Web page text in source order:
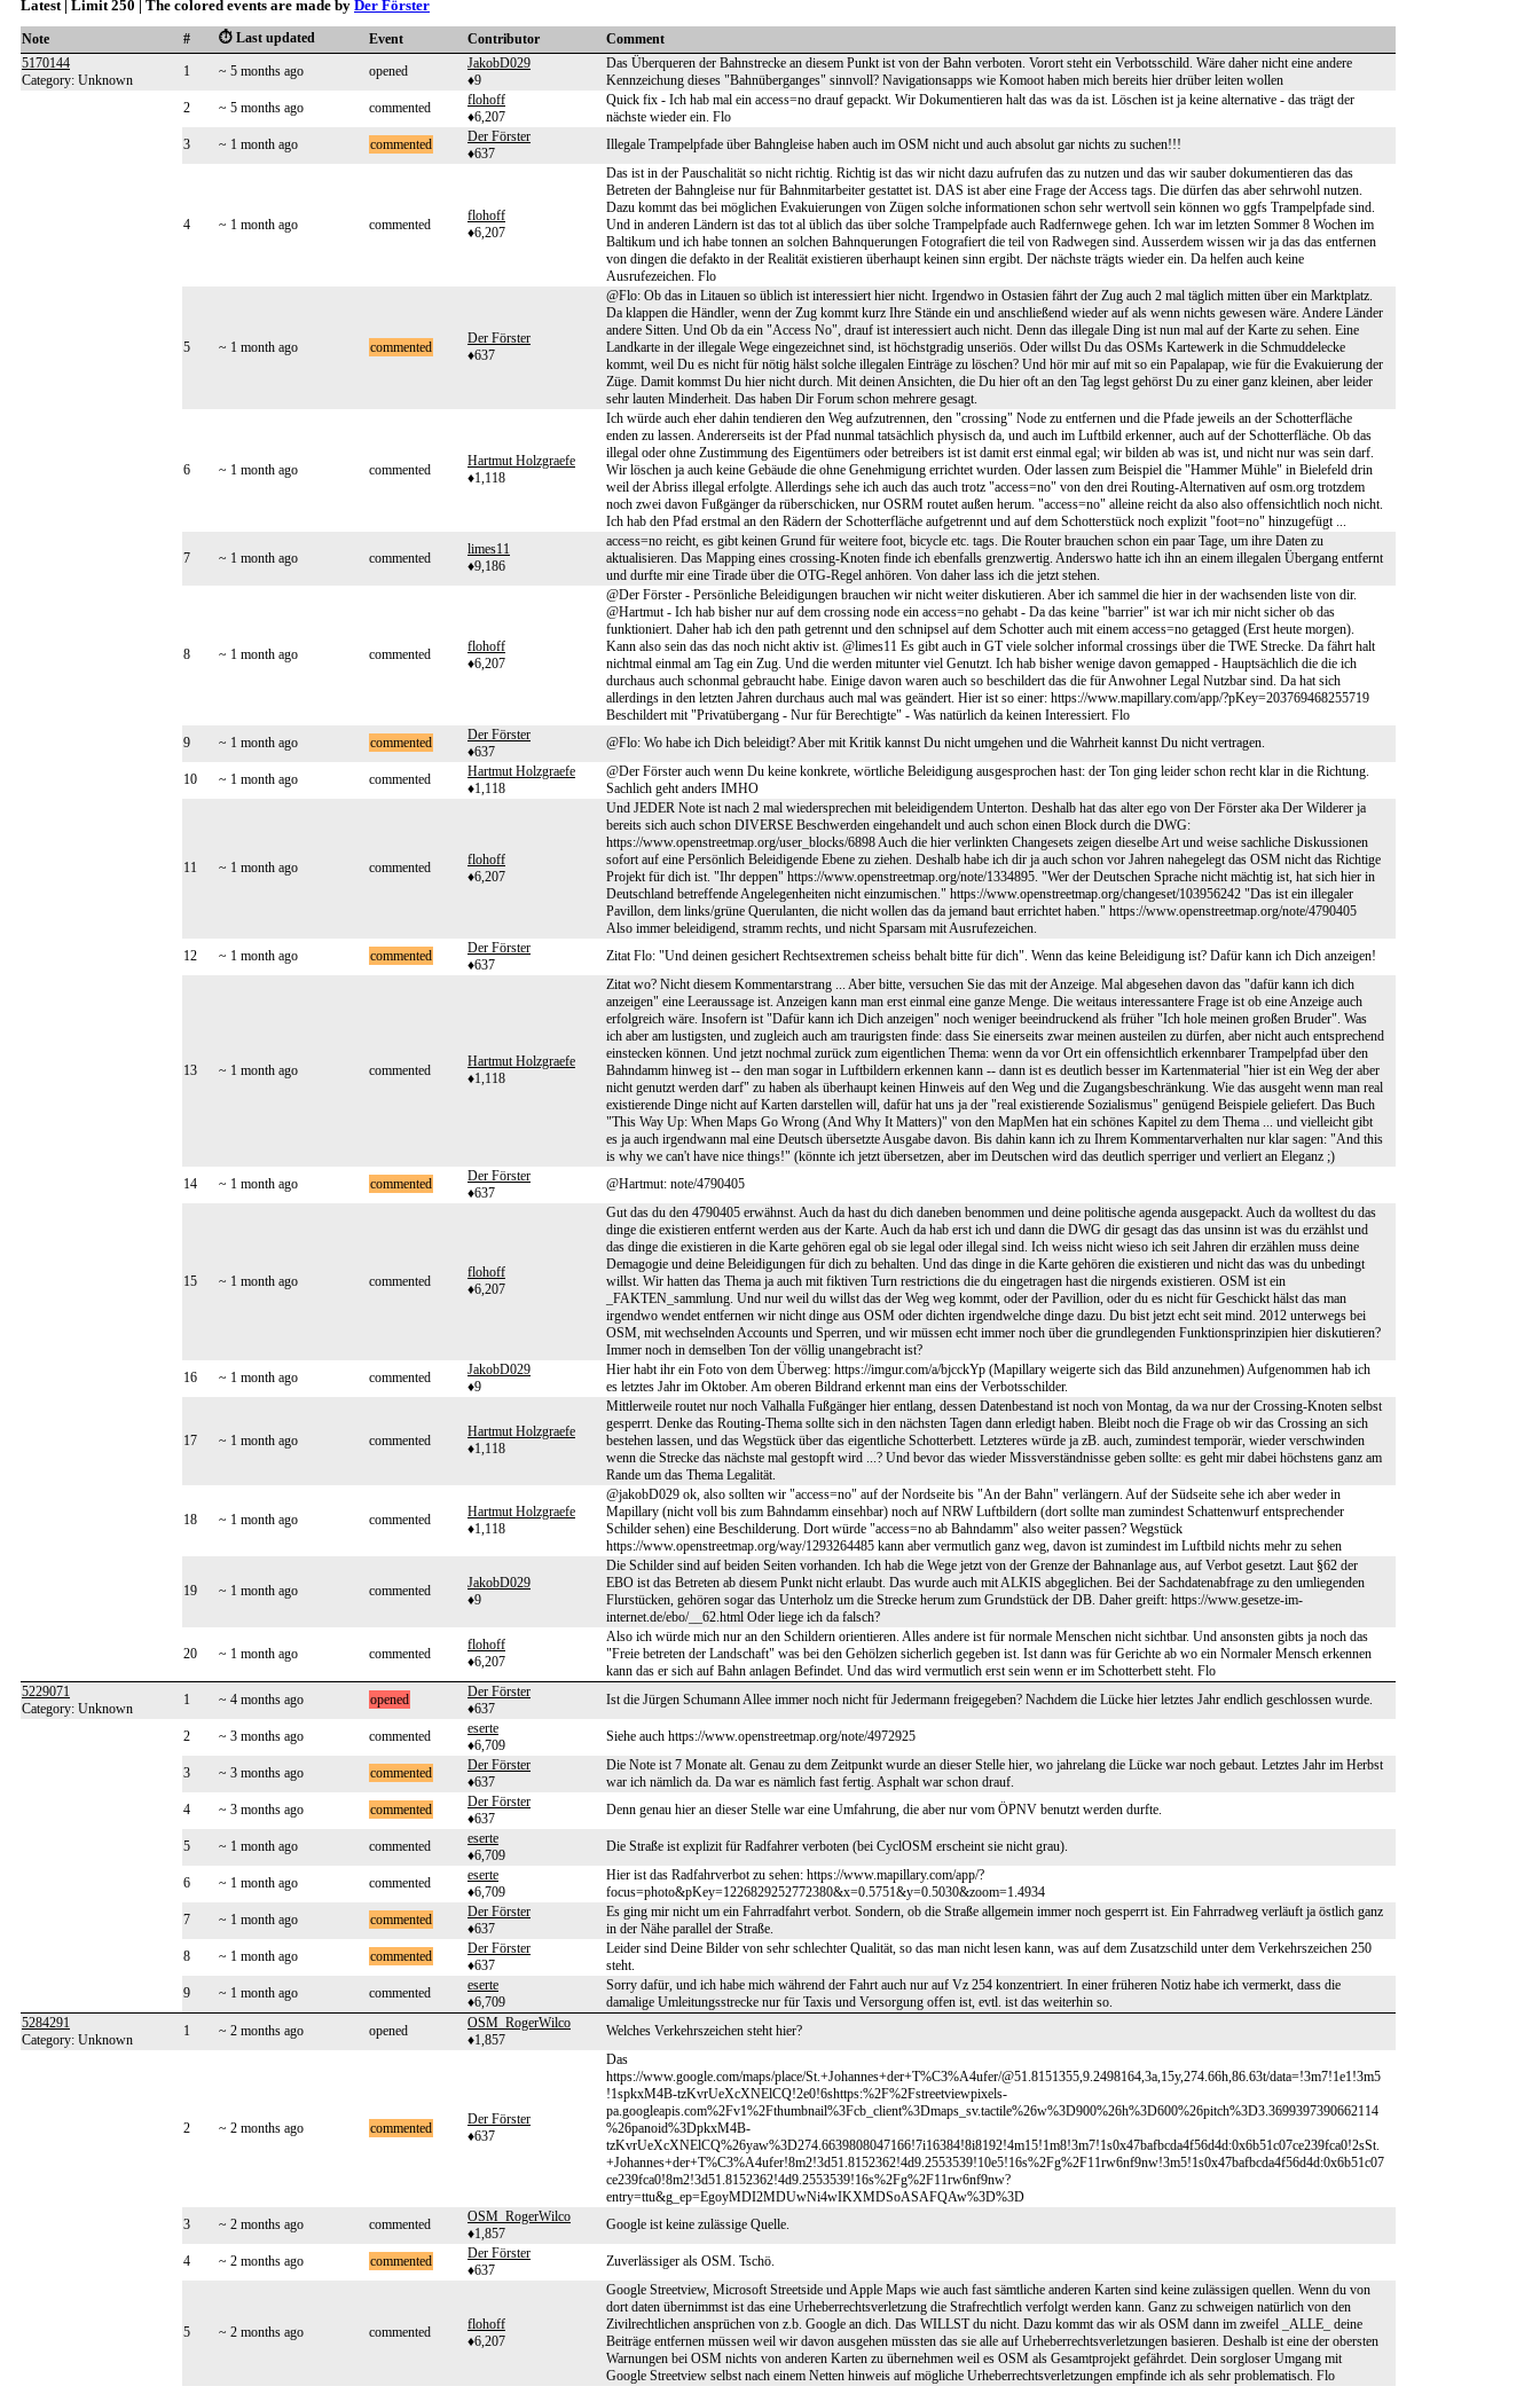
Latest | Limit 250 | The colored events are made by Der Förster
Note # ⏱️ Last updated Event Contributor
Comment
5170144
Category: Unknown
1 ~ 5 months ago opened
JakobD029
♦9
Das Überqueren der Bahnstrecke an diesem Punkt ist von der Bahn verboten. Vorort steht ein Verbotsschild. Wäre daher nicht eine andere
Kennzeichung dieses "Bahnüberganges" sinnvoll? Navigationsapps wie Komoot haben mich bereits hier drüber leiten wollen
2
~ 5 months ago commented
flohoff
♦6,207
Quick fix - Ich hab mal ein access=no drauf gepackt. Wir Dokumentieren halt das was da ist. Löschen ist ja keine alternative - das trägt der
nächste wieder ein. Flo
3
~ 1 month ago commented
Der Förster
♦637
Illegale Trampelpfade über Bahngleise haben auch im OSM nicht und auch absolut gar nichts zu suchen!!!
4 ~ 1 month ago commented
flohoff
♦6,207
Das ist in der Pauschalität so nicht richtig. Richtig ist das wir nicht dazu aufrufen das zu nutzen und das wir sauber dokumentieren das das
Betreten der Bahngleise nur für Bahnmitarbeiter gestattet ist. DAS ist aber eine Frage der Access tags. Die dürfen das aber sehrwohl nutzen.
Dazu kommt das bei möglichen Evakuierungen von Zügen solche informationen schon sehr wertvoll sein können wo ggfs Trampelpfade sind.
Und in anderen Ländern ist das tot al üblich das über solche Trampelpfade auch Radfernwege gehen. Ich war im letzten Sommer 8 Wochen im
Baltikum und ich habe tonnen an solchen Bahnquerungen Fotografiert die teil von Radwegen sind. Ausserdem wissen wir ja das das entfernen
von dingen die defakto in der Realität existieren überhaupt keinen sinn ergibt. Der nächste trägts wieder ein. Da helfen auch keine
Ausrufezeichen. Flo
5 ~ 1 month ago commented
Der Förster
♦637
@Flo: Ob das in Litauen so üblich ist interessiert hier nicht. Irgendwo in Ostasien fährt der Zug auch 2 mal täglich mitten über ein Marktplatz.
Da klappen die Händler, wenn der Zug kommt kurz Ihre Stände ein und anschließend wieder auf als wenn nichts gewesen wäre. Andere Länder
andere Sitten. Und Ob da ein "Access No", drauf ist interessiert auch nicht. Denn das illegale Ding ist nun mal auf der Karte zu sehen. Eine
Landkarte in der illegale Wege eingezeichnet sind, ist höchstgradig unseriös. Oder willst Du das OSMs Kartewerk in die Schmuddelecke
kommt, weil Du es nicht für nötig hälst solche illegalen Einträge zu löschen? Und hör mir auf mit so ein Papalapap, wie für die Evakuierung der
Züge. Damit kommst Du hier nicht durch. Mit deinen Ansichten, die Du hier oft an den Tag legst gehörst Du zu einer ganz kleinen, aber leider
sehr lauten Minderheit. Das haben Dir Forum schon mehrere gesagt.
6 ~ 1 month ago commented
Hartmut Holzgraefe
♦1,118
Ich würde auch eher dahin tendieren den Weg aufzutrennen, den "crossing" Node zu entfernen und die Pfade jeweils an der Schotterfläche
enden zu lassen. Andererseits ist der Pfad nunmal tatsächlich physisch da, und auch im Luftbild erkenner, auch auf der Schotterfläche. Ob das
illegal oder ohne Zustimmung des Eigentümers oder betreibers ist ist damit erst einmal egal; wir bilden ab was ist, und nicht nur was sein darf.
Wir löschen ja auch keine Gebäude die ohne Genehmigung errichtet wurden. Oder lassen zum Beispiel die "Hammer Mühle" in Bielefeld drin
weil der Abriss illegal erfolgte. Allerdings sehe ich auch das auch trotz "access=no" von den drei Routing-Alternativen auf osm.org trotzdem
noch zwei davon Fußgänger da rüberschicken, nur OSRM routet außen herum. "access=no" alleine reicht da also also offensichtlich noch nicht.
Ich hab den Pfad erstmal an den Rädern der Schotterfläche aufgetrennt und auf dem Schotterstück noch explizit "foot=no" hinzugefügt ...
7 ~ 1 month ago commented
limes11
♦9,186
access=no reicht, es gibt keinen Grund für weitere foot, bicycle etc. tags. Die Router brauchen schon ein paar Tage, um ihre Daten zu
aktualisieren. Das Mapping eines crossing-Knoten finde ich ebenfalls grenzwertig. Anderswo hatte ich ihn an einem illegalen Übergang entfernt
und durfte mir eine Tirade über die OTG-Regel anhören. Von daher lass ich die jetzt stehen.
8 ~ 1 month ago commented
flohoff
♦6,207
@Der Förster - Persönliche Beleidigungen brauchen wir nicht weiter diskutieren. Aber ich sammel die hier in der wachsenden liste von dir.
@Hartmut - Ich hab bisher nur auf dem crossing node ein access=no gehabt - Da das keine "barrier" ist war ich mir nicht sicher ob das
funktioniert. Daher hab ich den path getrennt und den schnipsel auf dem Schotter auch mit einem access=no getagged (Erst heute morgen).
Kann also sein das das noch nicht aktiv ist. @limes11 Es gibt auch in GT viele solcher informal crossings über die TWE Strecke. Da fährt halt
nichtmal einmal am Tag ein Zug. Und die werden mitunter viel Genutzt. Ich hab bisher wenige davon gemapped - Hauptsächlich die die ich
durchaus auch schonmal gebraucht habe. Einige davon waren auch so beschildert das die für Anwohner Legal Nutzbar sind. Da hat sich
allerdings in den letzten Jahren durchaus auch mal was geändert. Hier ist so einer: https://www.mapillary.com/app/?pKey=203769468255719
Beschildert mit "Privatübergang - Nur für Berechtigte" - Was natürlich da keinen Interessiert. Flo
9
~ 1 month ago commented
Der Förster
♦637
@Flo: Wo habe ich Dich beleidigt? Aber mit Kritik kannst Du nicht umgehen und die Wahrheit kannst Du nicht vertragen.
10 ~ 1 month ago commented
Hartmut Holzgraefe
♦1,118
@Der Förster auch wenn Du keine konkrete, wörtliche Beleidigung ausgesprochen hast: der Ton ging leider schon recht klar in die Richtung.
Sachlich geht anders IMHO
11 ~ 1 month ago commented
flohoff
♦6,207
Und JEDER Note ist nach 2 mal wiedersprechen mit beleidigendem Unterton. Deshalb hat das alter ego von Der Förster aka Der Wilderer ja
bereits sich auch schon DIVERSE Beschwerden eingehandelt und auch schon einen Block durch die DWG:
https://www.openstreetmap.org/user_blocks/6898 Auch die hier verlinkten Changesets zeigen dieselbe Art und weise sachliche Diskussionen
sofort auf eine Persönlich Beleidigende Ebene zu ziehen. Deshalb habe ich dir ja auch schon vor Jahren nahegelegt das OSM nicht das Richtige
Projekt für dich ist. "Ihr deppen" https://www.openstreetmap.org/note/1334895. "Wer der Deutschen Sprache nicht mächtig ist, hat sich hier in
Deutschland betreffende Angelegenheiten nicht einzumischen." https://www.openstreetmap.org/changeset/103956242 "Das ist ein illegaler
Pavillon, dem links/grüne Querulanten, die nicht wollen das da jemand baut errichtet haben." https://www.openstreetmap.org/note/4790405
Also immer beleidigend, stramm rechts, und nicht Sparsam mit Ausrufezeichen.
12
~ 1 month ago commented
Der Förster
♦637
Zitat Flo: "Und deinen gesichert Rechtsextremen scheiss behalt bitte für dich". Wenn das keine Beleidigung ist? Dafür kann ich Dich anzeigen!
13 ~ 1 month ago commented
Hartmut Holzgraefe
♦1,118
Zitat wo? Nicht diesem Kommentarstrang ... Aber bitte, versuchen Sie das mit der Anzeige. Mal abgesehen davon das "dafür kann ich dich
anzeigen" eine Leeraussage ist. Anzeigen kann man erst einmal eine ganze Menge. Die weitaus interessantere Frage ist ob eine Anzeige auch
erfolgreich wäre. Insofern ist "Dafür kann ich Dich anzeigen" noch weniger beeindruckend als früher "Ich hole meinen großen Bruder". Was
ich aber am lustigsten, und zugleich auch am traurigsten finde: dass Sie einerseits zwar meinen austeilen zu dürfen, aber nicht auch entsprechend
einstecken können. Und jetzt nochmal zurück zum eigentlichen Thema: wenn da vor Ort ein offensichtlich erkennbarer Trampelpfad über den
Bahndamm hinweg ist -- den man sogar in Luftbildern erkennen kann -- dann ist es deutlich besser im Kartenmaterial "hier ist ein Weg der aber
nicht genutzt werden darf" zu haben als überhaupt keinen Hinweis auf den Weg und die Zugangsbeschränkung. Wie das ausgeht wenn man real
existierende Dinge nicht auf Karten darstellen will, dafür hat uns ja der "real existierende Sozialismus" genügend Beispiele geliefert. Das Buch
"This Way Up: When Maps Go Wrong (And Why It Matters)" von den MapMen hat ein schönes Kapitel zu dem Thema ... und vielleicht gibt
es ja auch irgendwann mal eine Deutsch übersetzte Ausgabe davon. Bis dahin kann ich zu Ihrem Kommentarverhalten nur klar sagen: "And this
is why we can't have nice things!" (könnte ich jetzt übersetzen, aber im Deutschen wird das deutlich sperriger und verliert an Eleganz ;)
14
~ 1 month ago commented
Der Förster
♦637
@Hartmut: note/4790405
15 ~ 1 month ago commented
flohoff
♦6,207
Gut das du den 4790405 erwähnst. Auch da hast du dich daneben benommen und deine politische agenda ausgepackt. Auch da wolltest du das
dinge die existieren entfernt werden aus der Karte. Auch da hab erst ich und dann die DWG dir gesagt das das unsinn ist was du erzählst und
das dinge die existieren in die Karte gehören egal ob sie legal oder illegal sind. Ich weiss nicht wieso ich seit Jahren dir erzählen muss deine
Demagogie und deine Beleidigungen für dich zu behalten. Und das dinge in die Karte gehören die existieren und nicht das was du unbedingt
willst. Wir hatten das Thema ja auch mit fiktiven Turn restrictions die du eingetragen hast die nirgends existieren. OSM ist ein
_FAKTEN_sammlung. Und nur weil du willst das der Weg weg kommt, oder der Pavillion, oder du es nicht für Geschickt hälst das man
irgendwo wendet entfernen wir nicht dinge aus OSM oder dichten irgendwelche dinge dazu. Du bist jetzt echt seit mind. 2012 unterwegs bei
OSM, mit wechselnden Accounts und Sperren, und wir müssen echt immer noch über die grundlegenden Funktionsprinzipien hier diskutieren?
Immer noch in demselben Ton der völlig unangebracht ist?
16
~ 1 month ago commented
JakobD029
♦9
Hier habt ihr ein Foto von dem Überweg: https://imgur.com/a/bjcckYp (Mapillary weigerte sich das Bild anzunehmen) Aufgenommen hab ich
es letztes Jahr im Oktober. Am oberen Bildrand erkennt man eins der Verbotsschilder.
17 ~ 1 month ago commented
Hartmut Holzgraefe
♦1,118
Mittlerweile routet nur noch Valhalla Fußgänger hier entlang, dessen Datenbestand ist noch von Montag, da wa nur der Crossing-Knoten selbst
gesperrt. Denke das Routing-Thema sollte sich in den nächsten Tagen dann erledigt haben. Bleibt noch die Frage ob wir das Crossing an sich
bestehen lassen, und das Wegstück über das eigentliche Schotterbett. Letzteres würde ja zB. auch, zumindest temporär, wieder verschwinden
wenn die Strecke das nächste mal gestopft wird ...? Und bevor das wieder Missverständnisse geben sollte: es geht mir dabei höchstens ganz am
Rande um das Thema Legalität.
18 ~ 1 month ago commented
Hartmut Holzgraefe
♦1,118
@jakobD029 ok, also sollten wir "access=no" auf der Nordseite bis "An der Bahn" verlängern. Auf der Südseite sehe ich aber weder in
Mapillary (nicht voll bis zum Bahndamm einsehbar) noch auf NRW Luftbildern (dort sollte man zumindest Schattenwurf entsprechender
Schilder sehen) eine Beschilderung. Dort würde "access=no ab Bahndamm" also weiter passen? Wegstück
https://www.openstreetmap.org/way/1293264485 kann aber vermutlich ganz weg, davon ist zumindest im Luftbild nichts mehr zu sehen
19 ~ 1 month ago commented
JakobD029
♦9
Die Schilder sind auf beiden Seiten vorhanden. Ich hab die Wege jetzt von der Grenze der Bahnanlage aus, auf Verbot gesetzt. Laut §62 der
EBO ist das Betreten ab diesem Punkt nicht erlaubt. Das wurde auch mit ALKIS abgeglichen. Bei der Sachdatenabfrage zu den umliegenden
Flurstücken, gehören sogar das Unterholz um die Strecke herum zum Grundstück der DB. Daher greift: https://www.gesetze-im-
internet.de/ebo/__62.html Oder liege ich da falsch?
20 ~ 1 month ago commented
flohoff
♦6,207
Also ich würde mich nur an den Schildern orientieren. Alles andere ist für normale Menschen nicht sichtbar. Und ansonsten gibts ja noch das
"Freie betreten der Landschaft" was bei den Gehölzen sicherlich gegeben ist. Ist dann was für Gerichte ab wo ein Normaler Mensch erkennen
kann das er sich auf Bahn anlagen Befindet. Und das wird vermutlich erst sein wenn er im Schotterbett steht. Flo
5229071
Category: Unknown
1 ~ 4 months ago opened
Der Förster
♦637
Ist die Jürgen Schumann Allee immer noch nicht für Jedermann freigegeben? Nachdem die Lücke hier letztes Jahr endlich geschlossen wurde.
2 ~ 3 months ago commented
eserte
♦6,709
Siehe auch https://www.openstreetmap.org/note/4972925
3 ~ 3 months ago commented
Der Förster
♦637
Die Note ist 7 Monate alt. Genau zu dem Zeitpunkt wurde an dieser Stelle hier, wo jahrelang die Lücke war noch gebaut. Letztes Jahr im Herbst
war ich nämlich da. Da war es nämlich fast fertig. Asphalt war schon drauf.
4
~ 3 months ago commented
Der Förster
♦637
Denn genau hier an dieser Stelle war eine Umfahrung, die aber nur vom ÖPNV benutzt werden durfte.
5 ~ 1 month ago commented
eserte
♦6,709
Die Straße ist explizit für Radfahrer verboten (bei CyclOSM erscheint sie nicht grau).
6 ~ 1 month ago commented
eserte
♦6,709
Hier ist das Radfahrverbot zu sehen: https://www.mapillary.com/app/?
focus=photo&pKey=1226829252772380&x=0.5751&y=0.5030&zoom=1.4934
7
~ 1 month ago commented
Der Förster
♦637
Es ging mir nicht um ein Fahrradfahrt verbot. Sondern, ob die Straße allgemein immer noch gesperrt ist. Ein Fahrradweg verläuft ja östlich ganz
in der Nähe parallel der Straße.
8
~ 1 month ago commented
Der Förster
♦637
Leider sind Deine Bilder von sehr schlechter Qualität, so das man nicht lesen kann, was auf dem Zusatzschild unter dem Verkehrszeichen 250
steht.
9
~ 1 month ago commented
eserte
♦6,709
Sorry dafür, und ich habe mich während der Fahrt auch nur auf Vz 254 konzentriert. In einer früheren Notiz habe ich vermerkt, dass die
damalige Umleitungsstrecke nur für Taxis und Versorgung offen ist, evtl. ist das weiterhin so.
5284291
Category: Unknown
1 ~ 2 months ago opened
OSM_RogerWilco
♦1,857
Welches Verkehrszeichen steht hier?
2 ~ 2 months ago commented
Der Förster
♦637
Das
https://www.google.com/maps/place/St.+Johannes+der+T%C3%A4ufer/@51.8151355,9.2498164,3a,15y,274.66h,86.63t/data=!3m7!1e1!3m5
!1spkxM4B-tzKvrUeXcXNElCQ!2e0!6shttps:%2F%2Fstreetviewpixels-
pa.googleapis.com%2Fv1%2Fthumbnail%3Fcb_client%3Dmaps_sv.tactile%26w%3D900%26h%3D600%26pitch%3D3.3699397390662114
%26panoid%3DpkxM4B-
tzKvrUeXcXNElCQ%26yaw%3D274.6639808047166!7i16384!8i8192!4m15!1m8!3m7!1s0x47bafbcda4f56d4d:0x6b51c07ce239fca0!2sSt.
+Johannes+der+T%C3%A4ufer!8m2!3d51.8152362!4d9.2553539!10e5!16s%2Fg%2F11rw6nf9nw!3m5!1s0x47bafbcda4f56d4d:0x6b51c07
ce239fca0!8m2!3d51.8152362!4d9.2553539!16s%2Fg%2F11rw6nf9nw?
entry=ttu&g_ep=EgoyMDI2MDUwNi4wIKXMDSoASAFQAw%3D%3D
3
~ 2 months ago commented
OSM_RogerWilco
♦1,857
Google ist keine zulässige Quelle.
4 ~ 2 months ago commented
Der Förster
♦637
Zuverlässiger als OSM. Tschö.
5 ~ 2 months ago commented
flohoff
♦6,207
Google Streetview, Microsoft Streetside und Apple Maps wie auch fast sämtliche anderen Karten sind keine zulässigen quellen. Wenn du von
dort daten übernimmst ist das eine Urheberrechtsverletzung die Strafrechtlich verfolgt werden kann. Ganz zu schweigen natürlich von den
Zivilrechtlichen ansprüchen von z.b. Google an dich. Das WILLST du nicht. Dazu kommt das wir als OSM dann im zweifel _ALLE_ deine
Beiträge entfernen müssen weil wir davon ausgehen müssten das sie alle auf Urheberrechtsverletzungen basieren. Deshalb ist eine der obersten
Warnungen bei OSM nichts von anderen Karten zu übernehmen weil es OSM als Gesamtprojekt gefährdet. Dein sorgloser Umgang mit
Google Streetview selbst nach einem Netten hinweis auf mögliche Urheberrechtsverletzungen empfinde ich als sehr problematisch. Flo